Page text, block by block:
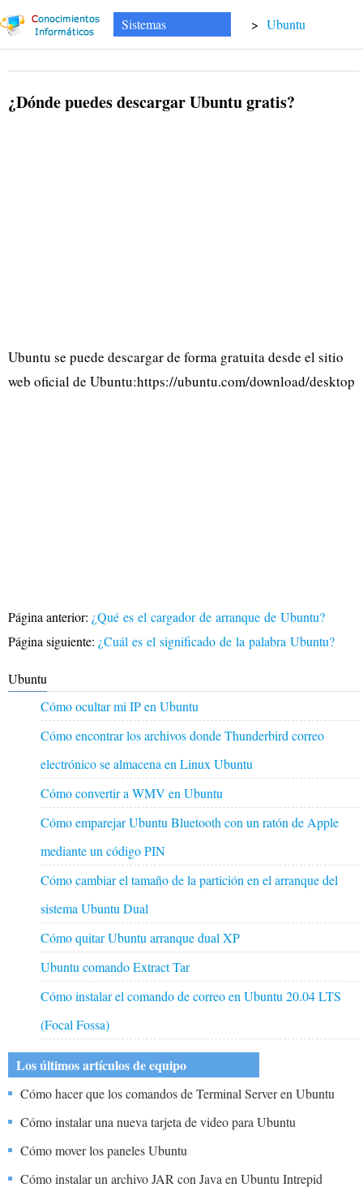
Sistemas > Ubuntu
¿Dónde puedes descargar Ubuntu gratis?
Ubuntu se puede descargar de forma gratuita desde el sitio
web oficial de Ubuntu:https://ubuntu.com/download/desktop
Página anterior: ¿Qué es el cargador de arranque de Ubuntu?
Página siguiente: ¿Cuál es el significado de la palabra Ubuntu?
Ubuntu
Cómo ocultar mi IP en Ubuntu
Cómo encontrar los archivos donde Thunderbird correo
electrónico se almacena en Linux Ubuntu
Cómo convertir a WMV en Ubuntu
Cómo emparejar Ubuntu Bluetooth con un ratón de Apple
mediante un código PIN
Cómo cambiar el tamaño de la partición en el arranque del
sistema Ubuntu Dual
Cómo quitar Ubuntu arranque dual XP
Ubuntu comando Extract Tar
Cómo instalar el comando de correo en Ubuntu 20.04 LTS
(Focal Fossa)
Los últimos artículos de equipo
Cómo hacer que los comandos de Terminal Server en Ubuntu
Cómo instalar una nueva tarjeta de video para Ubuntu
Cómo mover los paneles Ubuntu
Cómo instalar un archivo JAR con Java en Ubuntu Intrepid